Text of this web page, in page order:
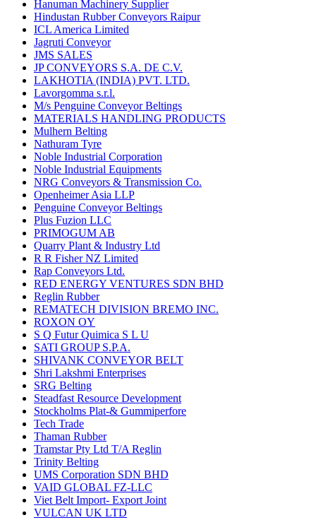
Hanuman Machinery Supplier
Hindustan Rubber Conveyors Raipur
ICL America Limited
Jagruti Conveyor
JMS SALES
JP CONVEYORS S.A. DE C.V.
LAKHOTIA (INDIA) PVT. LTD.
Lavorgomma s.r.l.
M/s Penguine Conveyor Beltings
MATERIALS HANDLING PRODUCTS
Mulhern Belting
Nathuram Tyre
Noble Industrial Corporation
Noble Industrial Equipments
NRG Conveyors & Transmission Co.
Openheimer Asia LLP
Penguine Conveyor Beltings
Plus Fuzion LLC
PRIMOGUM AB
Quarry Plant & Industry Ltd
R R Fisher NZ Limited
Rap Conveyors Ltd.
RED ENERGY VENTURES SDN BHD
Reglin Rubber
REMATECH DIVISION BREMO INC.
ROXON OY
S Q Futur Quimica S L U
SATI GROUP S.P.A.
SHIVANK CONVEYOR BELT
Shri Lakshmi Enterprises
SRG Belting
Steadfast Resource Development
Stockholms Plat-& Gummiperfore
Tech Trade
Thaman Rubber
Tramstar Pty Ltd T/A Reglin
Trinity Belting
UMS Corporation SDN BHD
VAID GLOBAL FZ-LLC
Viet Belt Import- Export Joint
VULCAN UK LTD